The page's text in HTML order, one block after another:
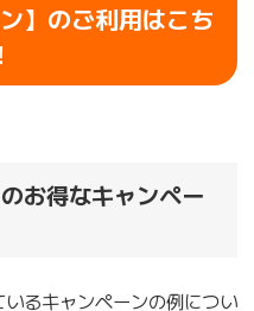
】のご利用はこち
お得なキャンペー
るキャンペーンの例につい